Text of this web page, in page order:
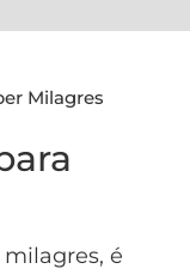
Milagres
é